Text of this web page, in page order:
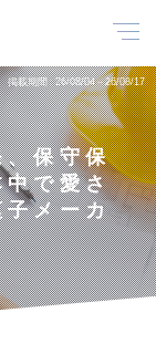
掲載期間 26/08/04～26/08/17
、保守保
中で愛さ
子メーカ